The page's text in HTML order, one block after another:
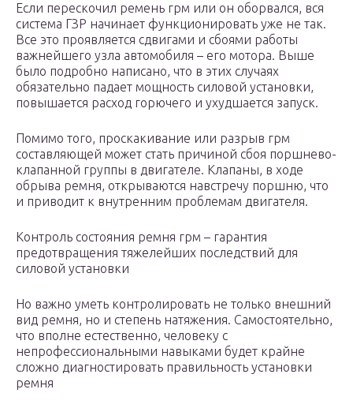
Если перескочил ремень грм или он оборвался, вся
система ГЗР начинает функционировать уже не так.
Все это проявляется сдвигами и сбоями работы
важнейшего узла автомобиля – его мотора. Выше
было подробно написано, что в этих случаях
обязательно падает мощность силовой установки,
повышается расход горючего и ухудшается запуск.
Помимо того, проскакивание или разрыв грм
составляющей может стать причиной сбоя поршнево-
клапанной группы в двигателе. Клапаны, в ходе
обрыва ремня, открываются навстречу поршню, что
и приводит к внутренним проблемам двигателя.
Контроль состояния ремня грм – гарантия
предотвращения тяжелейших последствий для
силовой установки
Но важно уметь контролировать не только внешний
вид ремня, но и степень натяжения. Самостоятельно,
что вполне естественно, человеку с
непрофессиональными навыками будет крайне
сложно диагностировать правильность установки
ремня